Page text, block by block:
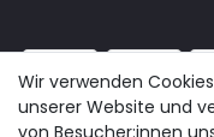
Wir verwenden
unserer Website und
von Besucher:innen